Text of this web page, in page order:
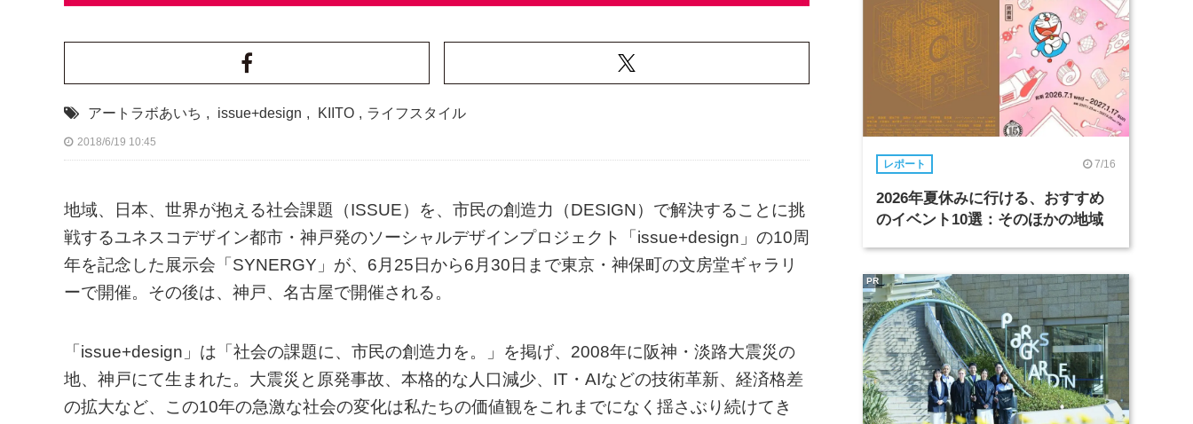
アートラボあいち , issue+design , KIITO , ライフスタイル
2018/6/19 10:45
地域、日本、世界が抱える社会課題（ISSUE）を、市民の創造力（DESIGN）で解決することに挑
戦するユネスコデザイン都市・神戸発のソーシャルデザインプロジェクト「issue+design」の10周
年を記念した展示会「SYNERGY」が、6月25日から6月30日まで東京・神保町の文房堂ギャラリ
ーで開催。その後は、神戸、名古屋で開催される。
「issue+design」は「社会の課題に、市民の創造力を。」を掲げ、2008年に阪神・淡路大震災の
地、神戸にて生まれた。大震災と原発事故、本格的な人口減少、IT・AIなどの技術革新、経済格差
の拡大など、この10年の急激な社会の変化は私たちの価値観をこれまでになく揺さぶり続けてき
レポート 7/16
2026年夏休みに行ける、おすすめ
のイベント10選：そのほかの地域
PR